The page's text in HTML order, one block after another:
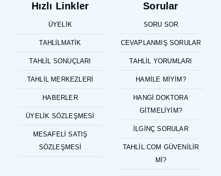
Hızlı Linkler
ÜYELIK
TAHLILMATIK
TAHLIL SONUÇLARI
TAHLIL MERKEZLERI
HABERLER
ÜYELIK SÖZLEŞMESI
MESAFELI SATIŞ
SÖZLEŞMESI
Sorular
SORU SOR
CEVAPLANMIŞ SORULAR
TAHLIL YORUMLARI
HAMILE MIYIM?
HANGI DOKTORA
GITMELIYIM?
İLGINÇ SORULAR
TAHLIL.COM GÜVENILIR
MI?